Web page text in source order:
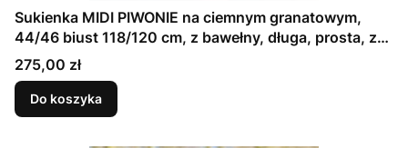
Sukienka MIDI PIWONIE na ciemnym granatowym,
44/46 biust 118/120 cm, z bawełny, długa, prosta, z
kieszeniami
Cena
275,00 zł
Do koszyka